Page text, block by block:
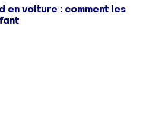
en voiture : comment les